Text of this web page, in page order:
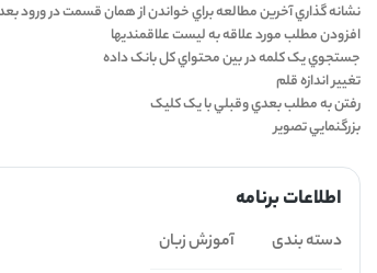
نشانه گذاري آخرين مطالعه براي خواندن از همان قسمت در ورود
افزودن مطلب مورد علاقه به ليست علاقمنديها
جستجوي يک کلمه در بين محتواي کل بانک داده
تغيير اندازه قلم
رفتن به مطلب بعدي وقبلي با يک کليک
بزرگنمايي تصوير
اطلاعات برنامه
دسته بندی آموزش زبان